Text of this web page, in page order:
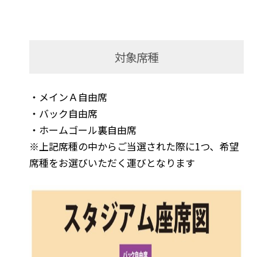
対象席種
・メインＡ自由席
・バック自由席
・ホームゴール裏自由席
※上記席種の中からご当選された際に1つ、希望
席種をお選びいただく運びとなります